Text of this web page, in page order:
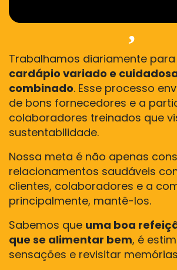
Trabalhamos diariamente
cardápio variado e
combinado. Esse processo
de bons fornecedores e a
colaboradores treinados que
sustentabilidade.
Nossa meta é não apenas
relacionamentos saudáveis
clientes, colaboradores e a
principalmente, mantê-los.
Sabemos que uma boa
que se alimentar bem, é
sensações e revisitar